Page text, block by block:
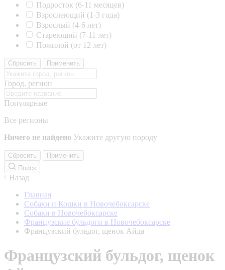
Подросток (6-11 месяцев)
Взрослеющий (1-3 года)
Взрослый (4-6 лет)
Стареющий (7-11 лет)
Пожилой (от 12 лет)
Сбросить Применить
Город, регион
Популярные
Все регионы
Ничего не найдено Укажите другую породу
Сбросить
Применить
Поиск
Назад
Главная
Собаки и Кошки в Новочебоксарске
Собаки в Новочебоксарске
Французские бульдоги в Новочебоксарске
Французский бульдог, щенок Айда
Французский бульдог, щенок